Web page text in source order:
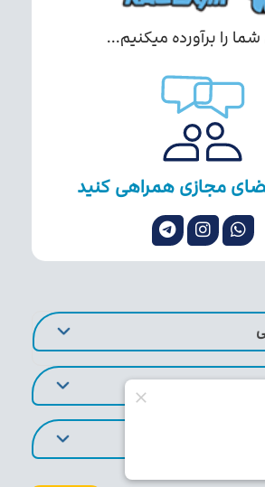
شما را برآورده میکنیم...
مجازی همراهی کنید